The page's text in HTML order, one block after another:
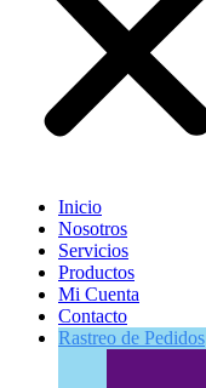
Inicio
Nosotros
Servicios
Productos
Mi Cuenta
Contacto
Rastreo de Pedidos